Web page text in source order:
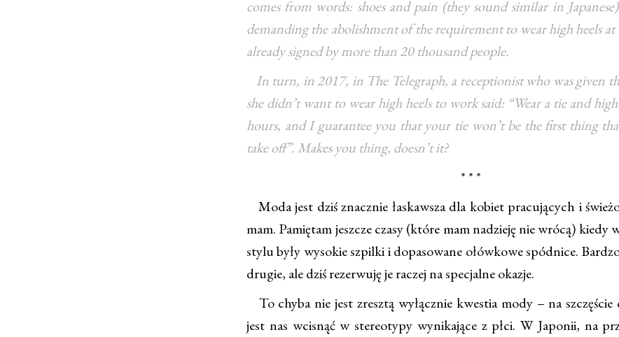
comes from words: shoes and pain (they sound similar in
demanding the abolishment of the requirement to wear high heels at
already signed by more than 20 thousand people.
In turn, in 2017, in The Telegraph, a receptionist who was given
she didn’t want to wear high heels to work said: “Wear a tie and
hours, and I guarantee you that your tie won’t be the first thing
take off”. Makes you thing, doesn’t it?
* * *
Moda jest dziś znacznie łaskawsza dla kobiet pracujących i
mam. Pamiętam jeszcze czasy (które mam nadzieję nie wrócą) kiedy
stylu były wysokie szpilki i dopasowane ołówkowe spódnice.
drugie, ale dziś rezerwuję je raczej na specjalne okazje.
To chyba nie jest zresztą wyłącznie kwestia mody – na
jest nas wcisnąć w stereotypy wynikające z płci. W Japonii, na